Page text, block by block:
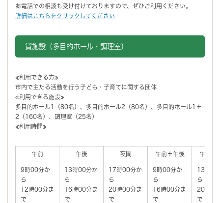
お電話での相談も受け付けておりますので、ぜひご利用ください。
詳細はこちらをクリックしてください
貸施設（多目的ホール・調理室）
≪利用できる方≫
市内で主たる活動を行う子ども・子育てに関する団体
≪利用できる施設≫
多目的ホール1（80名）、多目的ホール2（80名）、多目的ホール1＋
2（160名）、調理室（25名）
≪利用時間≫
午前 午後 夜間 午前＋午後 午後＋
9時00分か
ら
12時00分ま
で
13時00分か
ら
16時00分ま
で
17時00分か
ら
20時00分ま
で
9時00分か
ら
16時00分ま
で
13時00
ら
20時00
で